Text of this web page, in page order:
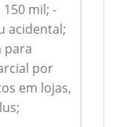
mil; -
acidental;
para
por
em lojas,